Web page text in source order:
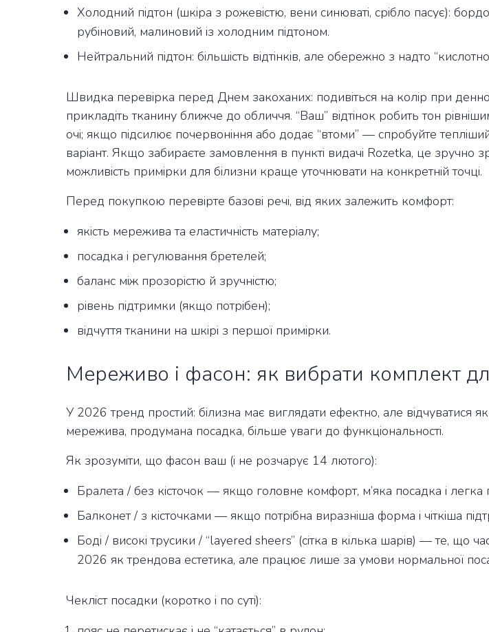
Холодний підтон (шкіра з рожевістю, вени синюваті, срібло пасує):
рубіновий, малиновий із холодним підтоном.
Нейтральний підтон: більшість відтінків, але обережно з надто
Швидка перевірка перед Днем закоханих: подивіться на колір при
прикладіть тканину ближче до обличчя. “Ваш” відтінок робить тон
очі; якщо підсилює почервоніння або додає “втоми” — спробуйте
варіант. Якщо забираєте замовлення в пункті видачі Rozetka, це зручно
можливість примірки для білизни краще уточнювати на конкретній точці.
Перед покупкою перевірте базові речі, від яких залежить комфорт:
якість мережива та еластичність матеріалу;
посадка і регулювання бретелей;
баланс між прозорістю й зручністю;
рівень підтримки (якщо потрібен);
відчуття тканини на шкірі з першої примірки.
Мереживо і фасон: як вибрати комплект
У 2026 тренд простий: білизна має виглядати ефектно, але відчуватися як
мережива, продумана посадка, більше уваги до функціональності.
Як зрозуміти, що фасон ваш (і не розчарує 14 лютого):
Бралета / без кісточок — якщо головне комфорт, м’яка посадка і легка
Балконет / з кісточками — якщо потрібна виразніша форма і чіткіша
Боді / високі трусики / “layered sheers” (сітка в кілька шарів) — те, що
2026 як трендова естетика, але працює лише за умови нормальної
Чекліст посадки (коротко і по суті):